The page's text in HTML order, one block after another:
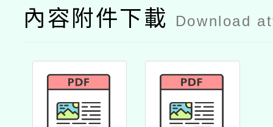
內容附件下載 Download